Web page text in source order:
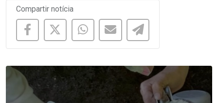
Compartir notícia